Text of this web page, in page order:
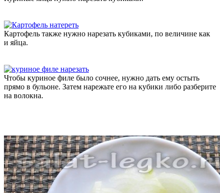
Картофель также нужно нарезать кубиками, по величине как
и яйца.
Чтобы куриное филе было сочнее, нужно дать ему остыть
прямо в бульоне. Затем нарежьте его на кубики либо разберите
на волокна.